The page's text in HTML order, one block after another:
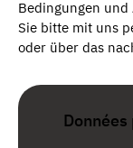
Bedingungen
Sie bitte mit uns
oder über das